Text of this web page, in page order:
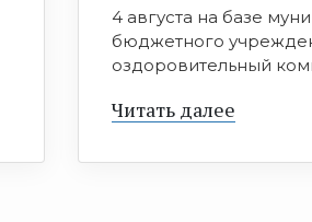
4 августа на базе
бюджетного
оздоровительный
Читать далее